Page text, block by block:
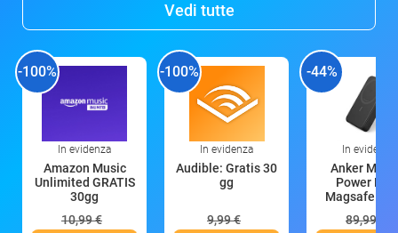
Vedi tutte
-100%
In evidenza
Amazon Music
Unlimited GRATIS
30gg
10,99 €
-100%
In evidenza
Audible: Gratis 30
gg
9,99 €
-44%
In evidenza
Anker
Power
Magsafe
89,99 €